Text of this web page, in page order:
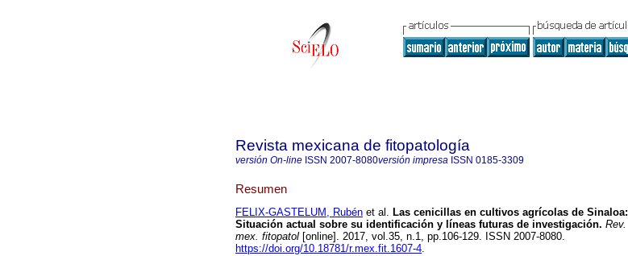
Revista mexicana de fitopatología
versión On-line ISSN 2007-8080versión impresa ISSN 0185-3309
Resumen
FELIX-GASTELUM, Rubén et al. Las cenicillas en cultivos agrícolas de Sinaloa:
Situación actual sobre su identificación y líneas futuras de investigación. Rev.
mex. fitopatol [online]. 2017, vol.35, n.1, pp.106-129. ISSN 2007-8080.
https://doi.org/10.18781/r.mex.fit.1607-4.